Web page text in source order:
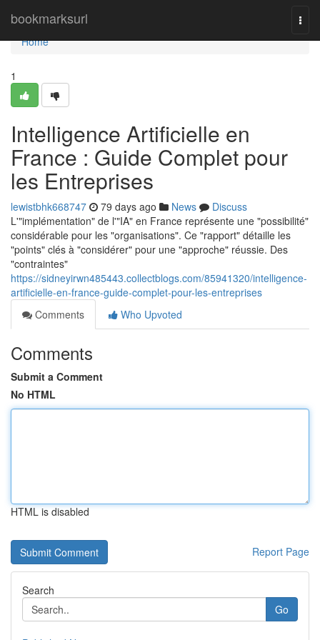
bookmarksurl
Home
Home
1
Intelligence Artificielle en
France : Guide Complet pour
les Entreprises
lewistbhk668747 79 days ago News
Discuss
L'"implémentation" de l'"IA" en France représente une "possibilité"
considérable pour les "organisations". Ce "rapport" détaille les
"points" clés à "considérer" pour une "approche" réussie. Des
"contraintes"
https://sidneyirwn485443.collectblogs.com/85941320/intelligence-
artificielle-en-france-guide-complet-pour-les-entreprises
Comments
Who Upvoted
Comments
Submit a Comment
No HTML
HTML is disabled
Report Page
Search
Go